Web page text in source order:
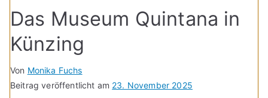
Das Museum Quintana in
Künzing
Von Monika Fuchs
Beitrag veröffentlicht am 23. November 2025